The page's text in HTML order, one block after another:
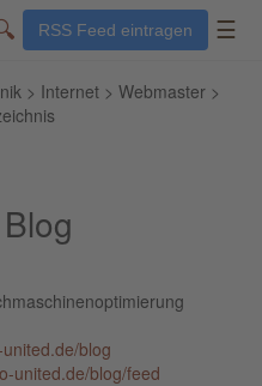
RSS Feed eintragen ☰
> Internet > Webmaster >
blog
united.de/blog/feed